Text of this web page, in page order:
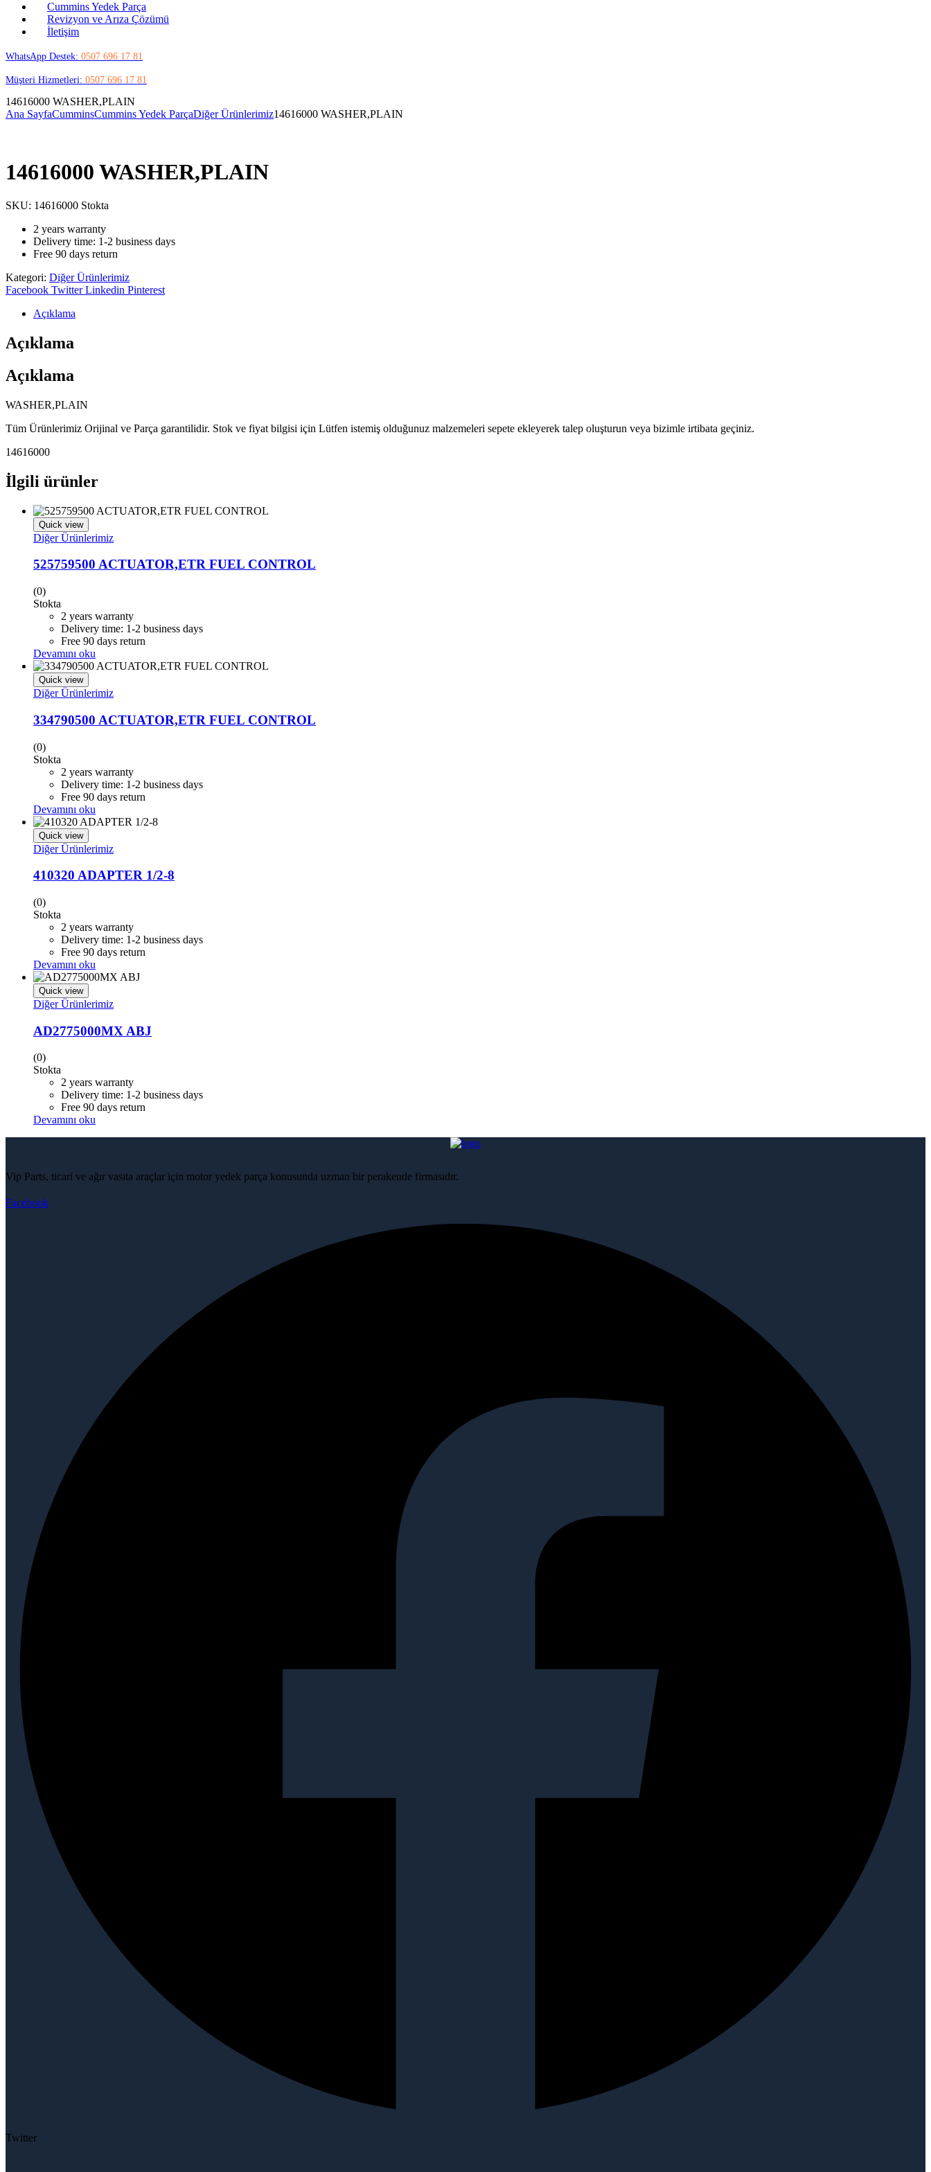
Cummins Yedek Parça
Revizyon ve Arıza Çözümü
İletişim
WhatsApp Destek: 0507 696 17 81
Müşteri Hizmetleri: 0507 696 17 81
14616000 WASHER,PLAIN
Ana SayfaCumminsCummins Yedek ParçaDiğer Ürünlerimiz14616000 WASHER,PLAIN
14616000 WASHER,PLAIN
SKU: 14616000 Stokta
2 years warranty
Delivery time: 1-2 business days
Free 90 days return
Kategori: Diğer Ürünlerimiz
Share:
Facebook Twitter Linkedin Pinterest
Açıklama
Açıklama
Açıklama
WASHER,PLAIN
Tüm Ürünlerimiz Orijinal ve Parça garantilidir. Stok ve fiyat bilgisi için Lütfen istemiş olduğunuz malzemeleri sepete ekleyerek talep oluşturun veya bizimle irtibata geçiniz.
14616000
İlgili ürünler
Quick view
Diğer Ürünlerimiz
525759500 ACTUATOR,ETR FUEL CONTROL
(0)
Stokta
2 years warranty
Delivery time: 1-2 business days
Free 90 days return
Devamını oku
Quick view
Diğer Ürünlerimiz
334790500 ACTUATOR,ETR FUEL CONTROL
(0)
Stokta
2 years warranty
Delivery time: 1-2 business days
Free 90 days return
Devamını oku
Quick view
Diğer Ürünlerimiz
410320 ADAPTER 1/2-8
(0)
Stokta
2 years warranty
Delivery time: 1-2 business days
Free 90 days return
Devamını oku
Quick view
Diğer Ürünlerimiz
AD2775000MX ABJ
(0)
Stokta
2 years warranty
Delivery time: 1-2 business days
Free 90 days return
Devamını oku
Vip Parts, ticari ve ağır vasıta araçlar için motor yedek parça konusunda uzman bir perakende firmasıdır.
Facebook
Twitter